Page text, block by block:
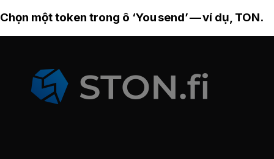
Chọn một token trong ô ‘You send’ — ví dụ, TON.